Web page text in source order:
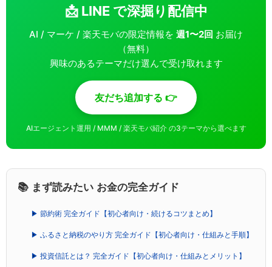
📩 LINE で深掘り配信中
AI / マーケ / 楽天モバの限定情報を 週1〜2回 お届け
（無料）
興味のあるテーマだけ選んで受け取れます
友だち追加する 👉
AIエージェント運用 / MMM / 楽天モバ紹介 の3テーマから選べます
📚 まず読みたい お金の完全ガイド
▶ 節約術 完全ガイド【初心者向け・続けるコツまとめ】
▶ ふるさと納税のやり方 完全ガイド【初心者向け・仕組みと手順】
▶ 投資信託とは？ 完全ガイド【初心者向け・仕組みとメリット】